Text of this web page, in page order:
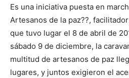
Es una iniciativa puesta en
Artesanos de la paz??,
que tuvo lugar el 8 de abril de
sábado 9 de diciembre, la
multitud de artesanos de paz
lugares, y juntos exigieron el